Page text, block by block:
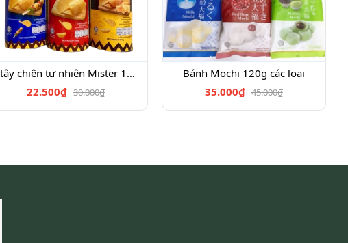
K.tây chiên tự nhiên Mister 100g
22.500₫ 30.000₫
Bánh Mochi 120g các loại
35.000₫ 45.000₫